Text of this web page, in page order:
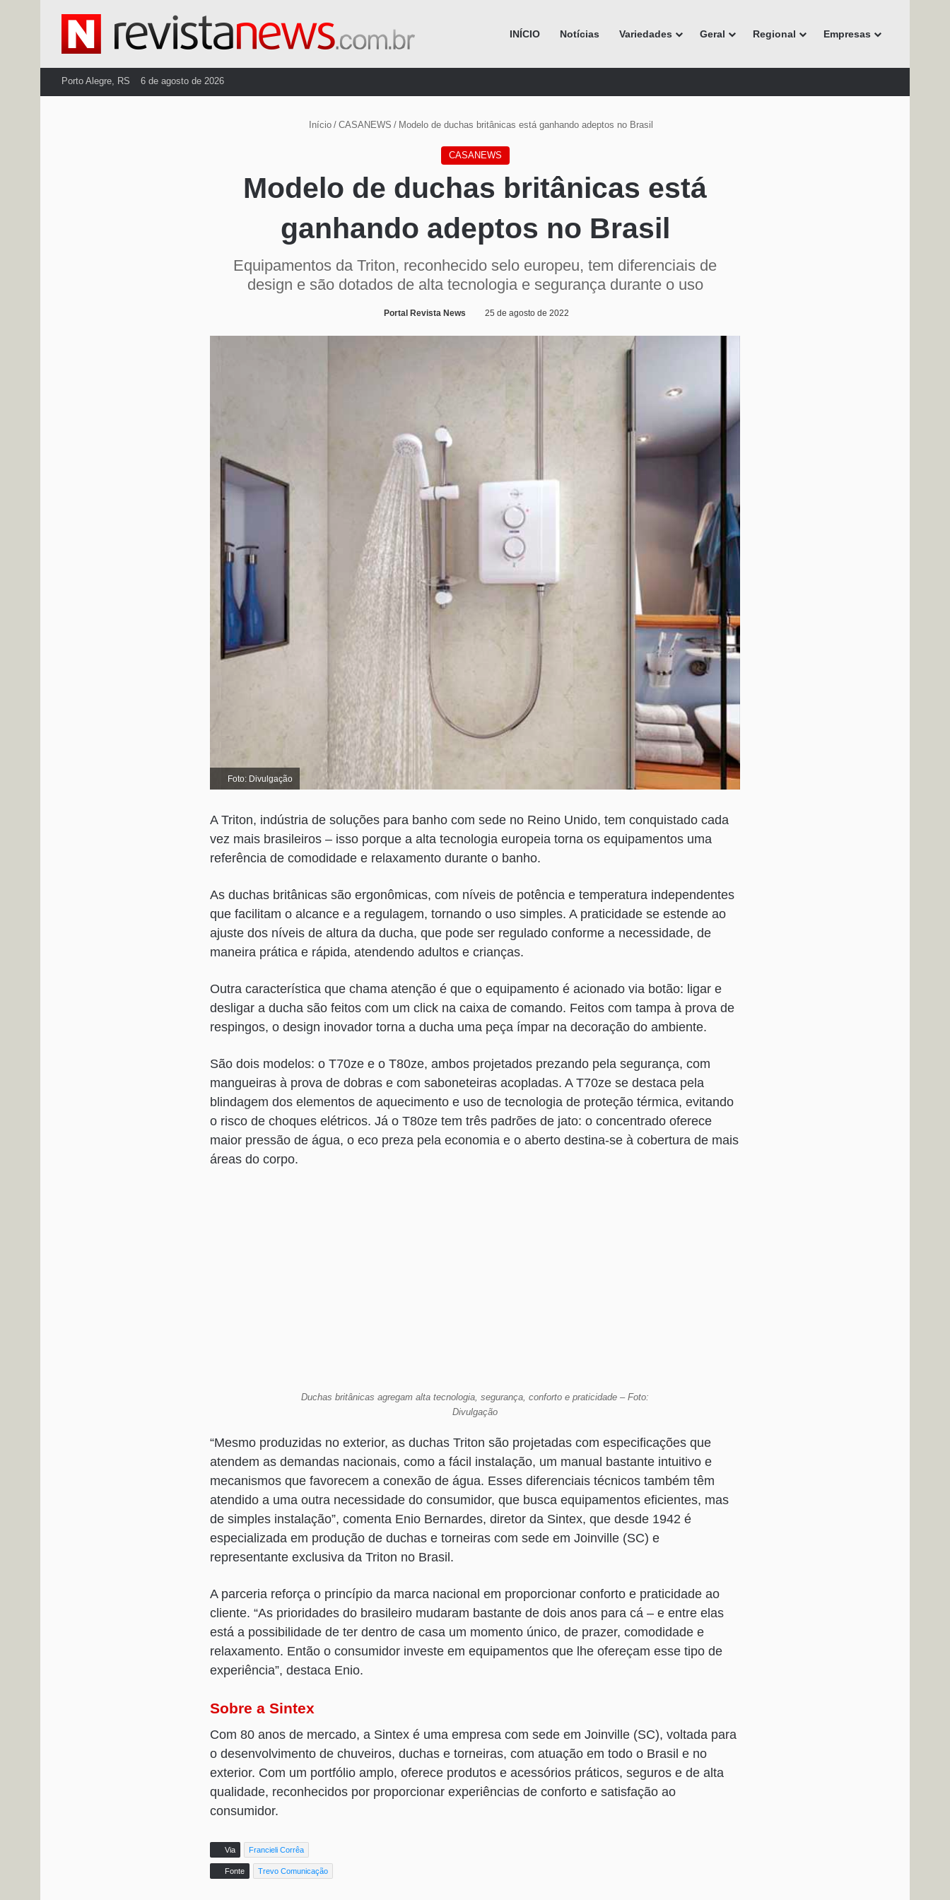
INÍCIO Notícias Variedades Geral Regional Empresas
Porto Alegre, RS 6 de agosto de 2026
Início / CASANEWS / Modelo de duchas britânicas está ganhando adeptos no Brasil
CASANEWS
Modelo de duchas britânicas está
ganhando adeptos no Brasil
Equipamentos da Triton, reconhecido selo europeu, tem diferenciais de
design e são dotados de alta tecnologia e segurança durante o uso
Portal Revista News 25 de agosto de 2022
Foto: Divulgação
A Triton, indústria de soluções para banho com sede no Reino Unido, tem conquistado cada
vez mais brasileiros – isso porque a alta tecnologia europeia torna os equipamentos uma
referência de comodidade e relaxamento durante o banho.
As duchas britânicas são ergonômicas, com níveis de potência e temperatura independentes
que facilitam o alcance e a regulagem, tornando o uso simples. A praticidade se estende ao
ajuste dos níveis de altura da ducha, que pode ser regulado conforme a necessidade, de
maneira prática e rápida, atendendo adultos e crianças.
Outra característica que chama atenção é que o equipamento é acionado via botão: ligar e
desligar a ducha são feitos com um click na caixa de comando. Feitos com tampa à prova de
respingos, o design inovador torna a ducha uma peça ímpar na decoração do ambiente.
São dois modelos: o T70ze e o T80ze, ambos projetados prezando pela segurança, com
mangueiras à prova de dobras e com saboneteiras acopladas. A T70ze se destaca pela
blindagem dos elementos de aquecimento e uso de tecnologia de proteção térmica, evitando
o risco de choques elétricos. Já o T80ze tem três padrões de jato: o concentrado oferece
maior pressão de água, o eco preza pela economia e o aberto destina-se à cobertura de mais
áreas do corpo.
Duchas britânicas agregam alta tecnologia, segurança, conforto e praticidade – Foto:
Divulgação
“Mesmo produzidas no exterior, as duchas Triton são projetadas com especificações que
atendem as demandas nacionais, como a fácil instalação, um manual bastante intuitivo e
mecanismos que favorecem a conexão de água. Esses diferenciais técnicos também têm
atendido a uma outra necessidade do consumidor, que busca equipamentos eficientes, mas
de simples instalação”, comenta Enio Bernardes, diretor da Sintex, que desde 1942 é
especializada em produção de duchas e torneiras com sede em Joinville (SC) e
representante exclusiva da Triton no Brasil.
A parceria reforça o princípio da marca nacional em proporcionar conforto e praticidade ao
cliente. “As prioridades do brasileiro mudaram bastante de dois anos para cá – e entre elas
está a possibilidade de ter dentro de casa um momento único, de prazer, comodidade e
relaxamento. Então o consumidor investe em equipamentos que lhe ofereçam esse tipo de
experiência”, destaca Enio.
Sobre a Sintex
Com 80 anos de mercado, a Sintex é uma empresa com sede em Joinville (SC), voltada para
o desenvolvimento de chuveiros, duchas e torneiras, com atuação em todo o Brasil e no
exterior. Com um portfólio amplo, oferece produtos e acessórios práticos, seguros e de alta
qualidade, reconhecidos por proporcionar experiências de conforto e satisfação ao
consumidor.
Via Francieli Corrêa
Fonte Trevo Comunicação